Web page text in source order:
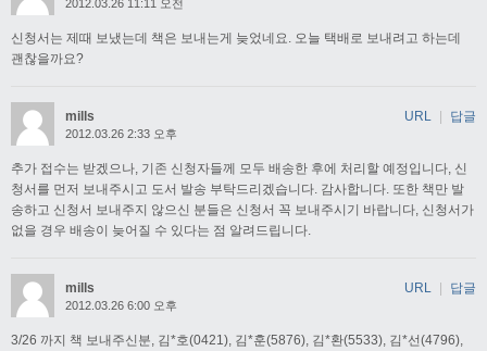
2012.03.26 11:11 오전
신청서는 제때 보냈는데 책은 보내는게 늦었네요. 오늘 택배로 보내려고 하는데
괜찮을까요?
mills
2012.03.26 2:33 오후
추가 접수는 받겠으나, 기존 신청자들께 모두 배송한 후에 처리할 예정입니다, 신
청서를 먼저 보내주시고 도서 발송 부탁드리겠습니다. 감사합니다. 또한 책만 발
송하고 신청서 보내주지 않으신 분들은 신청서 꼭 보내주시기 바랍니다, 신청서가
없을 경우 배송이 늦어질 수 있다는 점 알려드립니다.
URL 답글
mills
2012.03.26 6:00 오후
3/26 까지 책 보내주신분, 김*호(0421), 김*훈(5876), 김*환(5533), 김*선(4796),
URL 답글